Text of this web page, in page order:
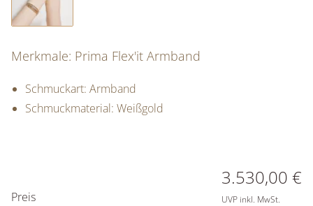
Merkmale: Prima Flex'it Armband
Schmuckart: Armband
Schmuckmaterial: Weißgold
Preis
3.530,00 €
UVP inkl. MwSt.